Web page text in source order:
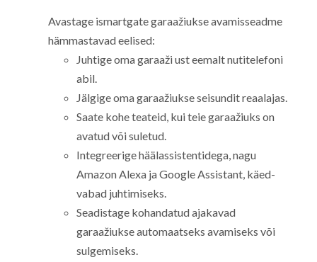
Avastage ismartgate garaažiukse avamisseadme
hämmastavad eelised:
Juhtige oma garaaži ust eemalt nutitelefoni
abil.
Jälgige oma garaažiukse seisundit reaalajas.
Saate kohe teateid, kui teie garaažiuks on
avatud või suletud.
Integreerige häälassistentidega, nagu
Amazon Alexa ja Google Assistant, käed-
vabad juhtimiseks.
Seadistage kohandatud ajakavad
garaažiukse automaatseks avamiseks või
sulgemiseks.